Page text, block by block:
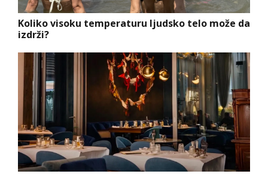
Koliko visoku temperaturu ljudsko telo može da
izdrži?